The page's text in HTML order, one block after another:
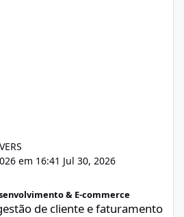
em 16:41 Jul 30, 2026
& E-commerce
de cliente e faturamento